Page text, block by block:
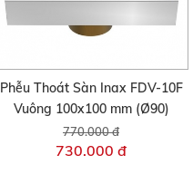
Phễu Thoát Sàn Inax FDV-10F
Vuông 100x100 mm (Ø90)
770.000 đ
730.000 đ